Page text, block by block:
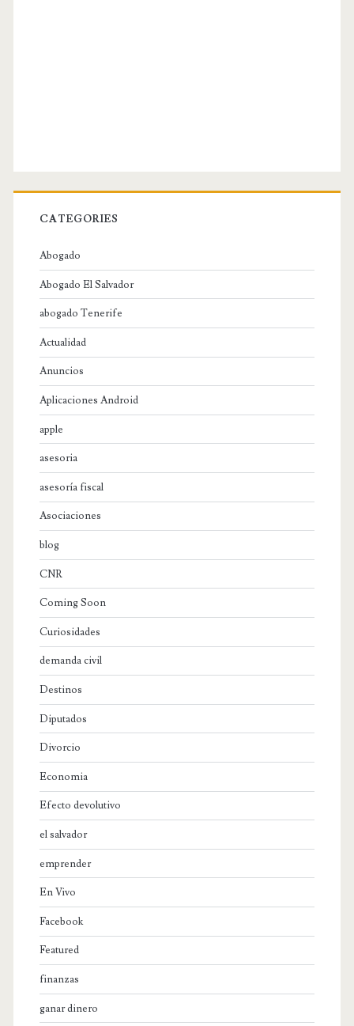
CATEGORIES
Abogado
Abogado El Salvador
abogado Tenerife
Actualidad
Anuncios
Aplicaciones Android
apple
asesoria
asesoría fiscal
Asociaciones
blog
CNR
Coming Soon
Curiosidades
demanda civil
Destinos
Diputados
Divorcio
Economia
Efecto devolutivo
el salvador
emprender
En Vivo
Facebook
Featured
finanzas
ganar dinero